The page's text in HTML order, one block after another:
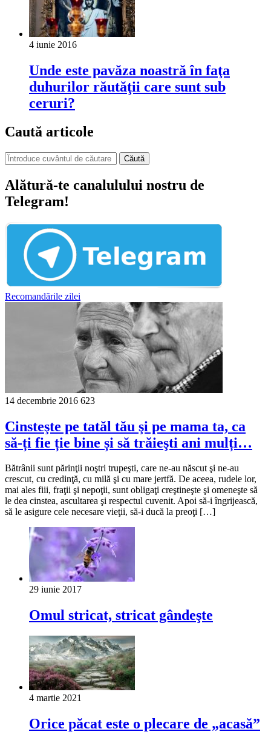
4 iunie 2016
Unde este pavăza noastră în faţa
duhurilor răutăţii care sunt sub
ceruri?
Caută articole
Căută
Alătură-te canalulului nostru de
Telegram!
Recomandările zilei
14 decembrie 2016 623
Cinsteşte pe tatăl tău şi pe mama ta, ca
să-ți fie ție bine și să trăieşti ani mulți…
Bătrânii sunt părinţii noştri trupeşti, care ne-au născut şi ne-au
crescut, cu credinţă, cu milă şi cu mare jertfă. De aceea, rudele lor,
mai ales fiii, fraţii şi nepoţii, sunt obligaţi creştineşte şi omeneşte să
le dea cinstea, ascultarea şi respectul cuvenit. Apoi să-i îngrijească,
să le asigure cele necesare vieţii, să-i ducă la preoţi […]
29 iunie 2017
Omul stricat, stricat gândeşte
4 martie 2021
Orice păcat este o plecare de „acasă”